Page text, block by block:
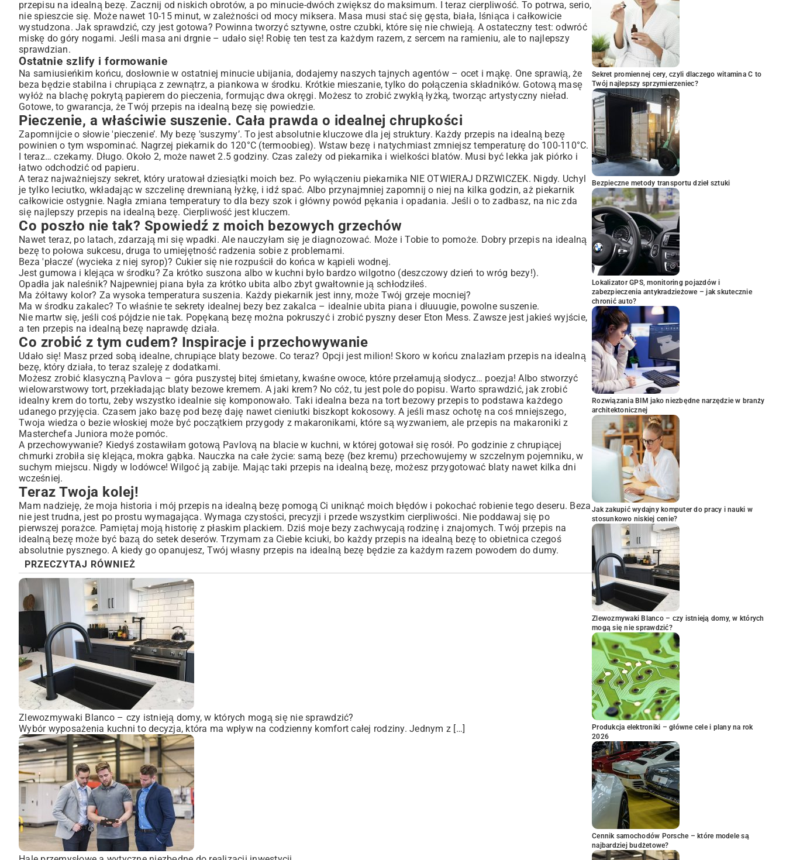
przepisu na idealną bezę. Zacznij od niskich obrotów, a po minucie-dwóch zwiększ do maksimum. I teraz cierpliwość. To potrwa, serio,
nie spieszcie się. Może nawet 10-15 minut, w zależności od mocy miksera. Masa musi stać się gęsta, biała, lśniąca i całkowicie
wystudzona. Jak sprawdzić, czy jest gotowa? Powinna tworzyć sztywne, ostre czubki, które się nie chwieją. A ostateczny test: odwróć
miskę do góry nogami. Jeśli masa ani drgnie – udało się! Robię ten test za każdym razem, z sercem na ramieniu, ale to najlepszy
sprawdzian.
Ostatnie szlify i formowanie
Na samiusieńkim końcu, dosłownie w ostatniej minucie ubijania, dodajemy naszych tajnych agentów – ocet i mąkę. One sprawią, że
beza będzie stabilna i chrupiąca z zewnątrz, a piankowa w środku. Krótkie mieszanie, tylko do połączenia składników. Gotową masę
wyłóż na blachę pokrytą papierem do pieczenia, formując dwa okręgi. Możesz to zrobić zwykłą łyżką, tworząc artystyczny nieład.
Gotowe, to gwarancja, że Twój przepis na idealną bezę się powiedzie.
Pieczenie, a właściwie suszenie. Cała prawda o idealnej chrupkości
Zapomnijcie o słowie 'pieczenie’. My bezę 'suszymy’. To jest absolutnie kluczowe dla jej struktury. Każdy przepis na idealną bezę
powinien o tym wspominać. Nagrzej piekarnik do 120°C (termoobieg). Wstaw bezę i natychmiast zmniejsz temperaturę do 100-110°C.
I teraz… czekamy. Długo. Około 2, może nawet 2.5 godziny. Czas zależy od piekarnika i wielkości blatów. Musi być lekka jak piórko i
łatwo odchodzić od papieru.
A teraz najważniejszy sekret, który uratował dziesiątki moich bez. Po wyłączeniu piekarnika NIE OTWIERAJ DRZWICZEK. Nigdy. Uchyl
je tylko leciutko, wkładając w szczelinę drewnianą łyżkę, i idź spać. Albo przynajmniej zapomnij o niej na kilka godzin, aż piekarnik
całkowicie ostygnie. Nagła zmiana temperatury to dla bezy szok i główny powód pękania i opadania. Jeśli o to zadbasz, na nic zda
się najlepszy przepis na idealną bezę. Cierpliwość jest kluczem.
Co poszło nie tak? Spowiedź z moich bezowych grzechów
Nawet teraz, po latach, zdarzają mi się wpadki. Ale nauczyłam się je diagnozować. Może i Tobie to pomoże. Dobry przepis na idealną
bezę to połowa sukcesu, druga to umiejętność radzenia sobie z problemami.
Beza 'płacze’ (wycieka z niej syrop)? Cukier się nie rozpuścił do końca w kąpieli wodnej.
Jest gumowa i klejąca w środku? Za krótko suszona albo w kuchni było bardzo wilgotno (deszczowy dzień to wróg bezy!).
Opadła jak naleśnik? Najpewniej piana była za krótko ubita albo zbyt gwałtownie ją schłodziłeś.
Ma żółtawy kolor? Za wysoka temperatura suszenia. Każdy piekarnik jest inny, może Twój grzeje mocniej?
Ma w środku zakalec? To właśnie te sekrety idealnej bezy bez zakalca – idealnie ubita piana i dłuuugie, powolne suszenie.
Nie martw się, jeśli coś pójdzie nie tak. Popękaną bezę można pokruszyć i zrobić pyszny deser Eton Mess. Zawsze jest jakieś wyjście,
a ten przepis na idealną bezę naprawdę działa.
Co zrobić z tym cudem? Inspiracje i przechowywanie
Udało się! Masz przed sobą idealne, chrupiące blaty bezowe. Co teraz? Opcji jest milion! Skoro w końcu znalazłam przepis na idealną
bezę, który działa, to teraz szaleję z dodatkami.
Możesz zrobić klasyczną Pavlova – góra puszystej bitej śmietany, kwaśne owoce, które przełamują słodycz… poezja! Albo stworzyć
wielowarstwowy tort, przekładając blaty bezowe kremem. A jaki krem? No cóż, tu jest pole do popisu. Warto sprawdzić, jak zrobić
idealny krem do tortu, żeby wszystko idealnie się komponowało. Taki idealna beza na tort bezowy przepis to podstawa każdego
udanego przyjęcia. Czasem jako bazę pod bezę daję nawet cieniutki biszkopt kokosowy. A jeśli masz ochotę na coś mniejszego,
Twoja wiedza o bezie włoskiej może być początkiem przygody z makaronikami, które są wyzwaniem, ale przepis na makaroniki z
Masterchefa Juniora może pomóc.
A przechowywanie? Kiedyś zostawiłam gotową Pavlovą na blacie w kuchni, w której gotował się rosół. Po godzinie z chrupiącej
chmurki zrobiła się klejąca, mokra gąbka. Nauczka na całe życie: samą bezę (bez kremu) przechowujemy w szczelnym pojemniku, w
suchym miejscu. Nigdy w lodówce! Wilgoć ją zabije. Mając taki przepis na idealną bezę, możesz przygotować blaty nawet kilka dni
wcześniej.
Teraz Twoja kolej!
Mam nadzieję, że moja historia i mój przepis na idealną bezę pomogą Ci uniknąć moich błędów i pokochać robienie tego deseru. Beza
nie jest trudna, jest po prostu wymagająca. Wymaga czystości, precyzji i przede wszystkim cierpliwości. Nie poddawaj się po
pierwszej porażce. Pamiętaj moją historię z płaskim plackiem. Dziś moje bezy zachwycają rodzinę i znajomych. Twój przepis na
idealną bezę może być bazą do setek deserów. Trzymam za Ciebie kciuki, bo każdy przepis na idealną bezę to obietnica czegoś
absolutnie pysznego. A kiedy go opanujesz, Twój własny przepis na idealną bezę będzie za każdym razem powodem do dumy.
PRZECZYTAJ RÓWNIEŻ
Zlewozmywaki Blanco – czy istnieją domy, w których mogą się nie sprawdzić?
Wybór wyposażenia kuchni to decyzja, która ma wpływ na codzienny komfort całej rodziny. Jednym z […]
Sekret promiennej cery, czyli dlaczego witamina C to
Twój najlepszy sprzymierzeniec?
Bezpieczne metody transportu dzieł sztuki
Lokalizator GPS, monitoring pojazdów i
zabezpieczenia antykradzieżowe – jak skutecznie
chronić auto?
Rozwiązania BIM jako niezbędne narzędzie w branży
architektonicznej
Jak zakupić wydajny komputer do pracy i nauki w
stosunkowo niskiej cenie?
Zlewozmywaki Blanco – czy istnieją domy, w których
mogą się nie sprawdzić?
Produkcja elektroniki – główne cele i plany na rok
2026
Cennik samochodów Porsche – które modele są
najbardziej budżetowe?